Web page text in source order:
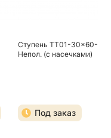
Ступень TT01-30x60-
Непол. (с насечками)
Под заказ